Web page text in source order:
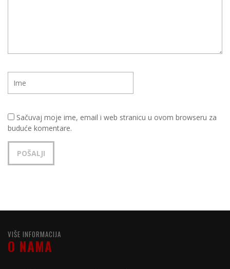
Sačuvaj moje ime, email i web stranicu u ovom browseru za
buduće komentare.
VIŠE INFORMACIJA
O NAMA